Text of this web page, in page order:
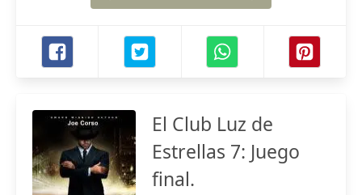
El Club Luz de
Estrellas 7: Juego
final.